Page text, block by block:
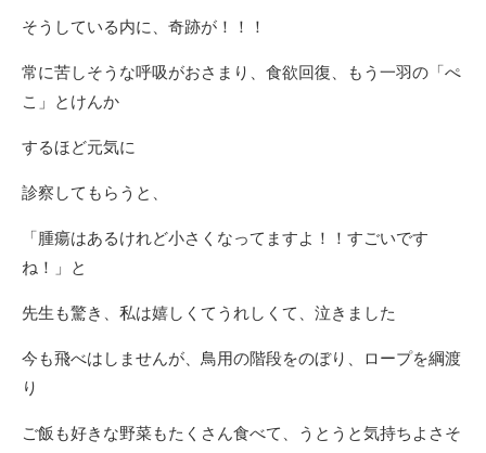
そうしている内に、奇跡が！！！
常に苦しそうな呼吸がおさまり、食欲回復、もう一羽の「ぺ
こ」とけんか
するほど元気に
診察してもらうと、
「腫瘍はあるけれど小さくなってますよ！！すごいです
ね！」と
先生も驚き、私は嬉しくてうれしくて、泣きました
今も飛べはしませんが、鳥用の階段をのぼり、ロープを綱渡
り
ご飯も好きな野菜もたくさん食べて、うとうと気持ちよさそ